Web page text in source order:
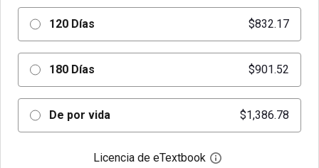
120 Días $832.17
180 Días $901.52
De por vida $1,386.78
Licencia de eTextbook Abre el cuadro de